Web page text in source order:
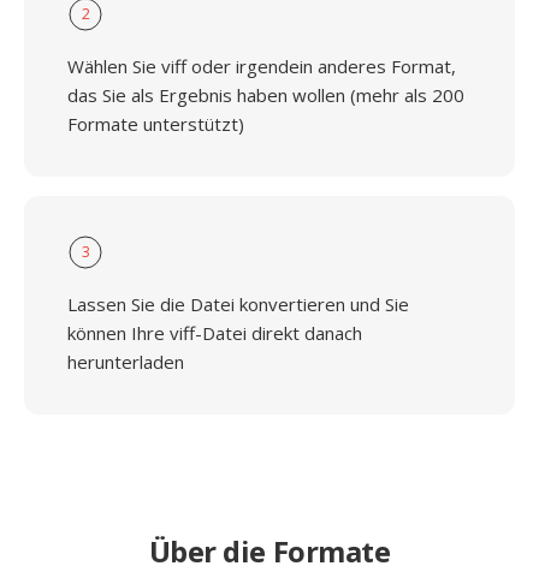
2
Wählen Sie viff oder irgendein anderes Format,
das Sie als Ergebnis haben wollen (mehr als 200
Formate unterstützt)
3
Lassen Sie die Datei konvertieren und Sie
können Ihre viff-Datei direkt danach
herunterladen
Über die Formate